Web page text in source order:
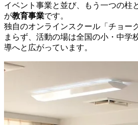
イベント事業と並び、もう一つの柱
が教育事業です。
独自のオンラインスクール「チョー
まらず、活動の場は全国の小・中学
導へと広がっています。